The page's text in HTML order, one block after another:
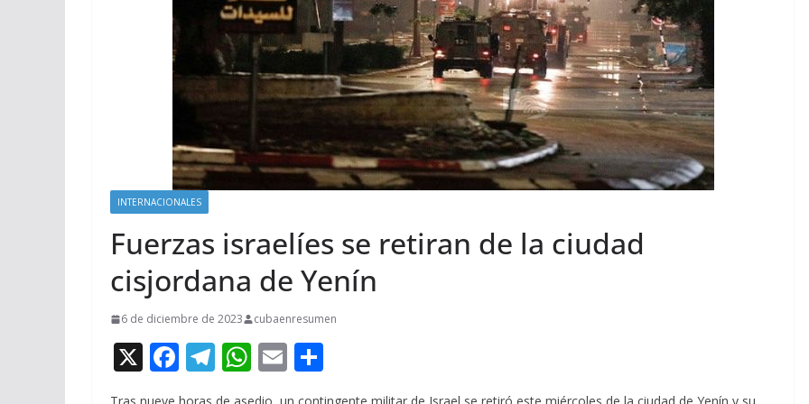
INTERNACIONALES
Fuerzas israelíes se retiran de la ciudad
cisjordana de Yenín
6 de diciembre de 2023 cubaenresumen
X F
ac
T
el
W
h
E